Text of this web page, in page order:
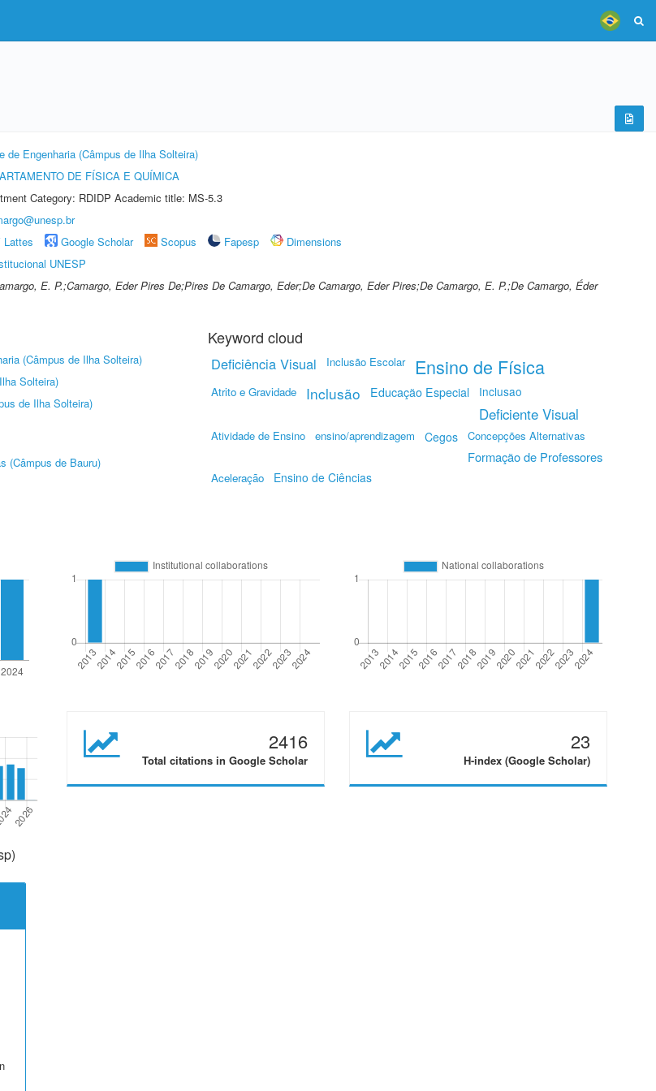
de Engenharia (Câmpus de Ilha Solteira)
DE FÍSICA E QUÍMICA
Category: RDIDP Academic title: MS-5.3
Lattes Google Scholar Scopus Fapesp
Dimensions
UNESP
E. P.;Camargo, Eder Pires De;Pires De Camargo, Eder;De Camargo, Eder Pires;De Camargo, E. P.;De Camargo, Éder
(Câmpus de Ilha Solteira)
Solteira)
de Ilha Solteira)
(Câmpus de Bauru)
Keyword cloud
Deficiência Visual Inclusão Escolar Ensino de Física
Atrito e Gravidade Inclusão Educação Especial Inclusao
Deficiente Visual
Atividade de Ensino ensino/aprendizagem Cegos Concepções Alternativas
Formação de Professores
Aceleração Ensino de Ciências
2416
Total citations in Google Scholar
23
H-index (Google Scholar)